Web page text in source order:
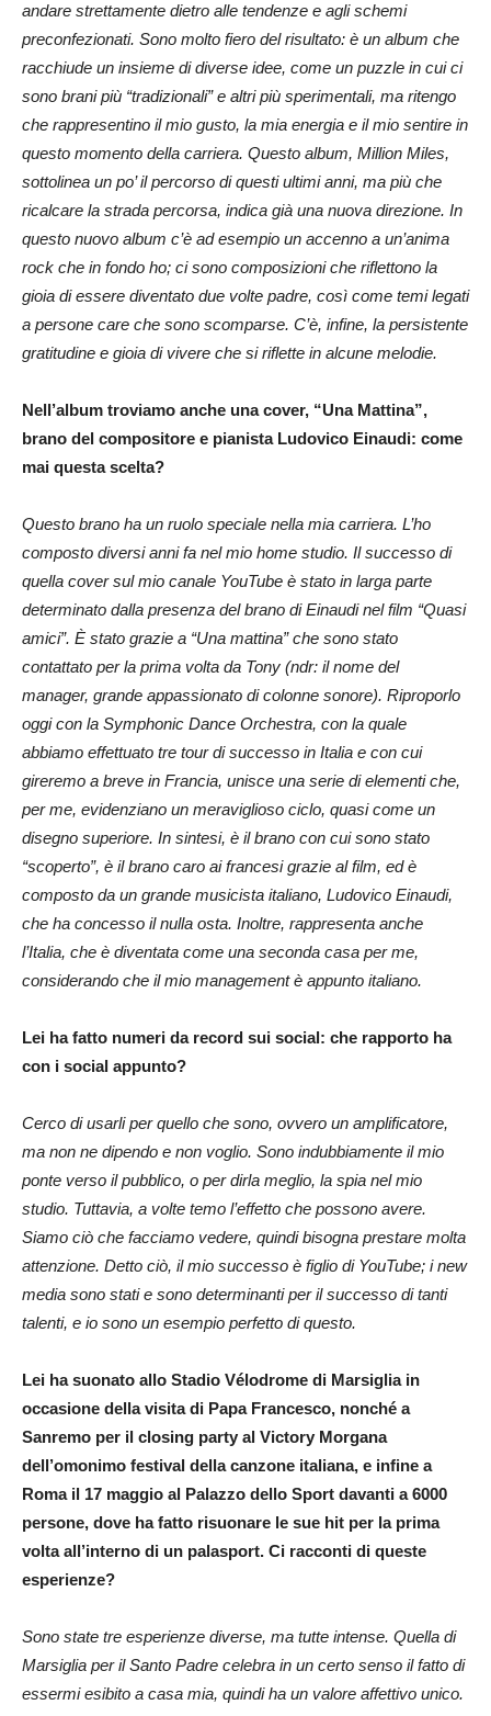
andare strettamente dietro alle tendenze e agli schemi
preconfezionati. Sono molto fiero del risultato: è un album che
racchiude un insieme di diverse idee, come un puzzle in cui ci
sono brani più “tradizionali” e altri più sperimentali, ma ritengo
che rappresentino il mio gusto, la mia energia e il mio sentire in
questo momento della carriera. Questo album, Million Miles,
sottolinea un po’ il percorso di questi ultimi anni, ma più che
ricalcare la strada percorsa, indica già una nuova direzione. In
questo nuovo album c’è ad esempio un accenno a un’anima
rock che in fondo ho; ci sono composizioni che riflettono la
gioia di essere diventato due volte padre, così come temi legati
a persone care che sono scomparse. C’è, infine, la persistente
gratitudine e gioia di vivere che si riflette in alcune melodie.
Nell’album troviamo anche una cover, “Una Mattina”,
brano del compositore e pianista Ludovico Einaudi: come
mai questa scelta?
Questo brano ha un ruolo speciale nella mia carriera. L’ho
composto diversi anni fa nel mio home studio. Il successo di
quella cover sul mio canale YouTube è stato in larga parte
determinato dalla presenza del brano di Einaudi nel film “Quasi
amici”. È stato grazie a “Una mattina” che sono stato
contattato per la prima volta da Tony (ndr: il nome del
manager, grande appassionato di colonne sonore). Riproporlo
oggi con la Symphonic Dance Orchestra, con la quale
abbiamo effettuato tre tour di successo in Italia e con cui
gireremo a breve in Francia, unisce una serie di elementi che,
per me, evidenziano un meraviglioso ciclo, quasi come un
disegno superiore. In sintesi, è il brano con cui sono stato
“scoperto”, è il brano caro ai francesi grazie al film, ed è
composto da un grande musicista italiano, Ludovico Einaudi,
che ha concesso il nulla osta. Inoltre, rappresenta anche
l’Italia, che è diventata come una seconda casa per me,
considerando che il mio management è appunto italiano.
Lei ha fatto numeri da record sui social: che rapporto ha
con i social appunto?
Cerco di usarli per quello che sono, ovvero un amplificatore,
ma non ne dipendo e non voglio. Sono indubbiamente il mio
ponte verso il pubblico, o per dirla meglio, la spia nel mio
studio. Tuttavia, a volte temo l’effetto che possono avere.
Siamo ciò che facciamo vedere, quindi bisogna prestare molta
attenzione. Detto ciò, il mio successo è figlio di YouTube; i new
media sono stati e sono determinanti per il successo di tanti
talenti, e io sono un esempio perfetto di questo.
Lei ha suonato allo Stadio Vélodrome di Marsiglia in
occasione della visita di Papa Francesco, nonché a
Sanremo per il closing party al Victory Morgana
dell’omonimo festival della canzone italiana, e infine a
Roma il 17 maggio al Palazzo dello Sport davanti a 6000
persone, dove ha fatto risuonare le sue hit per la prima
volta all’interno di un palasport. Ci racconti di queste
esperienze?
Sono state tre esperienze diverse, ma tutte intense. Quella di
Marsiglia per il Santo Padre celebra in un certo senso il fatto di
essermi esibito a casa mia, quindi ha un valore affettivo unico.